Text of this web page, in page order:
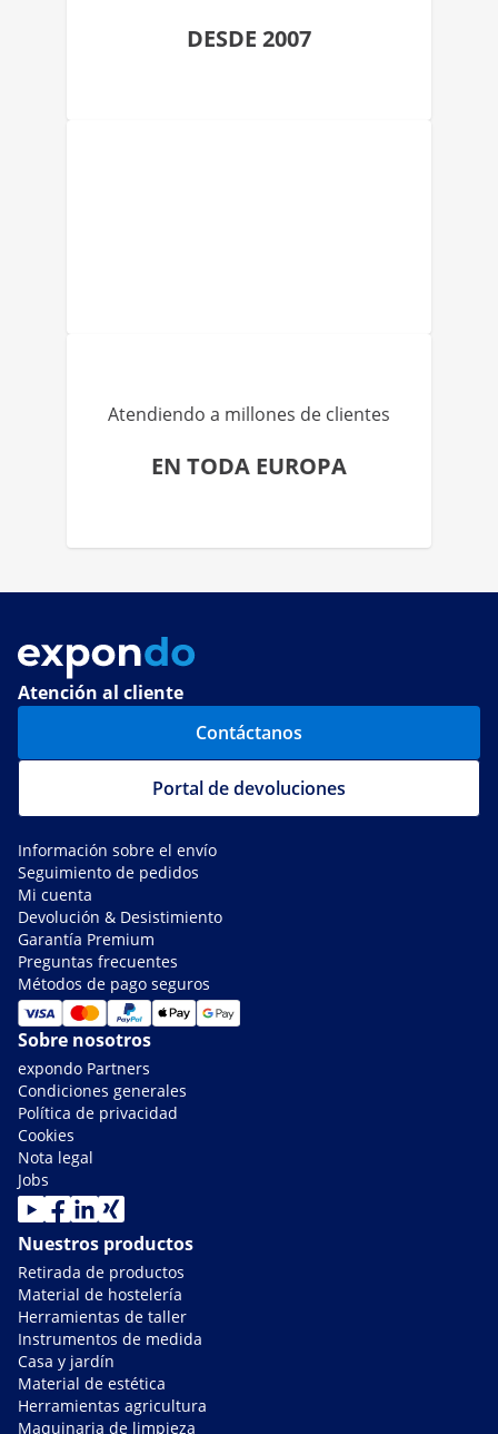
DESDE 2007
Atendiendo a millones de clientes
EN TODA EUROPA
Atención al cliente
Contáctanos
Portal de devoluciones
Información sobre el envío
Seguimiento de pedidos
Mi cuenta
Devolución & Desistimiento
Garantía Premium
Preguntas frecuentes
Métodos de pago seguros
Sobre nosotros
expondo Partners
Condiciones generales
Política de privacidad
Cookies
Nota legal
Jobs
Nuestros productos
Retirada de productos
Material de hostelería
Herramientas de taller
Instrumentos de medida
Casa y jardín
Material de estética
Herramientas agricultura
Maquinaria de limpieza